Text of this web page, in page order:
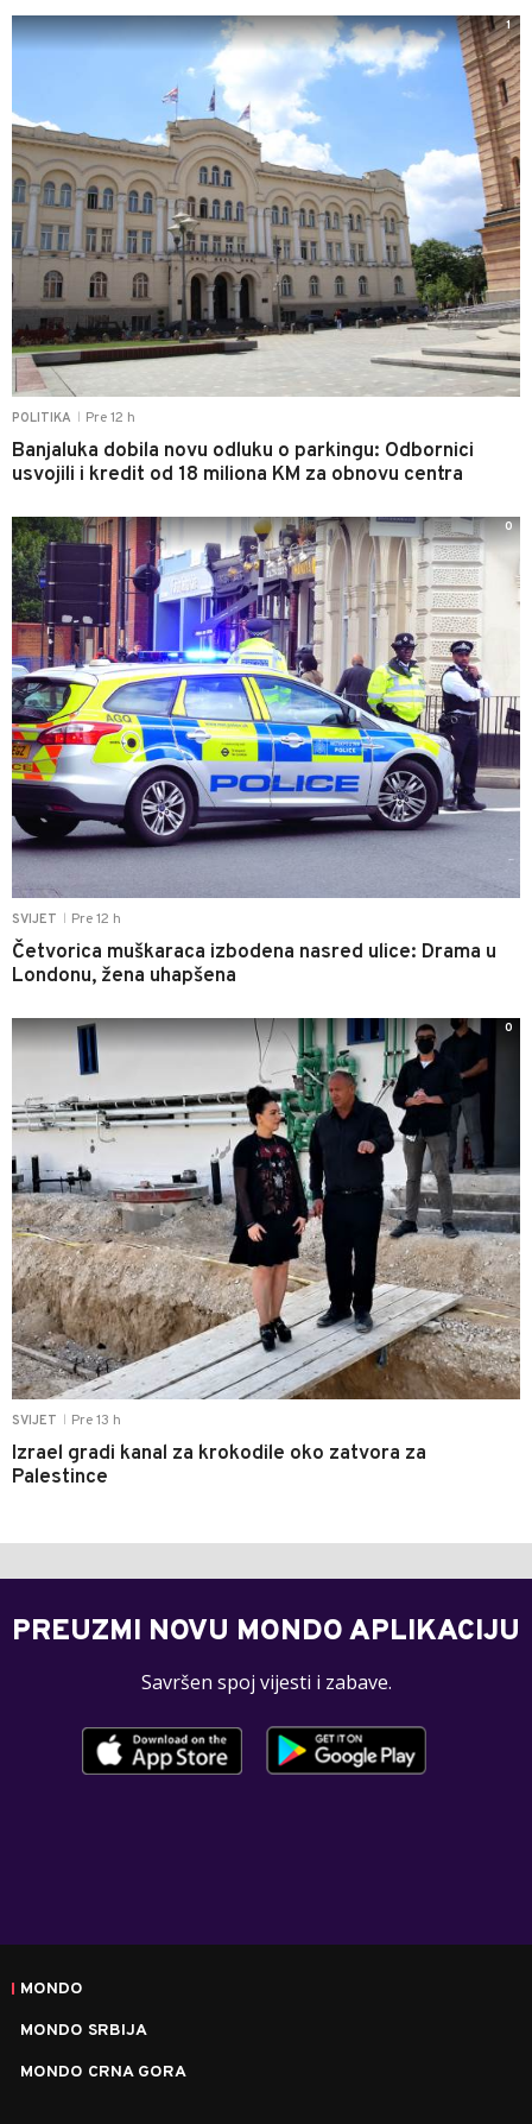
POLITIKA Pre 12 h
Banjaluka dobila novu odluku o parkingu: Odbornici
usvojili i kredit od 18 miliona KM za obnovu centra
1
SVIJET Pre 12 h
Četvorica muškaraca izbodena nasred ulice: Drama u
Londonu, žena uhapšena
0
SVIJET Pre 13 h
Izrael gradi kanal za krokodile oko zatvora za
Palestince
0
PREUZMI NOVU MONDO APLIKACIJU
Savršen spoj vijesti i zabave.
MONDO
MONDO SRBIJA
MONDO CRNA GORA